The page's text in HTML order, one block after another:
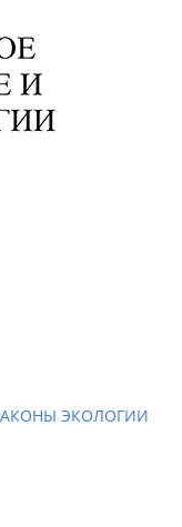
ЭКОЛОГИИ